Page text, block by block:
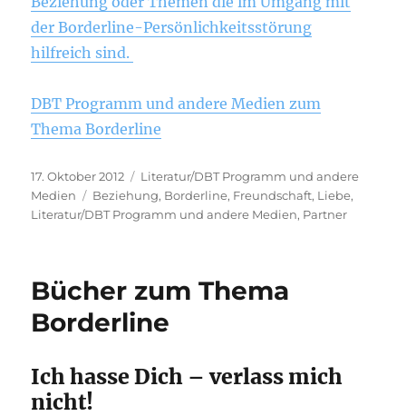
der Borderline-Persönlichkeitsstörung
hilfreich sind.
DBT Programm und andere Medien zum
Thema Borderline
Veröffentlicht
am
17. Oktober 2012 Kategorien
Literatur/DBT Programm und andere
Medien
Schlagwörter
Beziehung, Borderline, Freundschaft, Liebe,
Literatur/DBT Programm und andere Medien, Partner
Bücher zum Thema
Borderline
Ich hasse Dich – verlass mich
nicht!